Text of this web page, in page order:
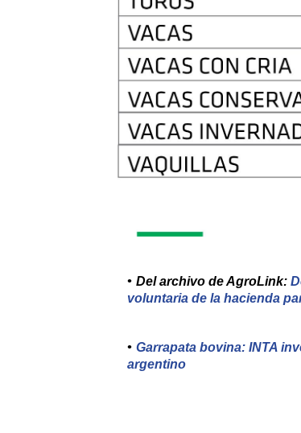
Del archivo de AgroLink:
voluntaria de la hacienda
Garrapata bovina: INTA
argentino